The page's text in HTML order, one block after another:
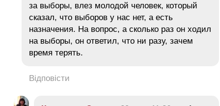
за выборы, влез молодой человек, который
сказал, что выборов у нас нет, а есть
назначения. На вопрос, а сколько раз он ходил
на выборы, он ответил, что ни разу, зачем
время терять.
Відповісти